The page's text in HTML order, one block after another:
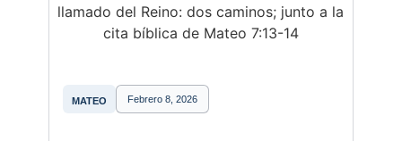
MATEO Febrero 8, 2026